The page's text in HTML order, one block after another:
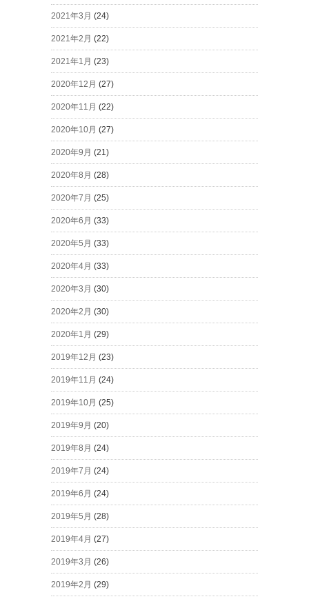
2021年3月 (24)
2021年2月 (22)
2021年1月 (23)
2020年12月 (27)
2020年11月 (22)
2020年10月 (27)
2020年9月 (21)
2020年8月 (28)
2020年7月 (25)
2020年6月 (33)
2020年5月 (33)
2020年4月 (33)
2020年3月 (30)
2020年2月 (30)
2020年1月 (29)
2019年12月 (23)
2019年11月 (24)
2019年10月 (25)
2019年9月 (20)
2019年8月 (24)
2019年7月 (24)
2019年6月 (24)
2019年5月 (28)
2019年4月 (27)
2019年3月 (26)
2019年2月 (29)